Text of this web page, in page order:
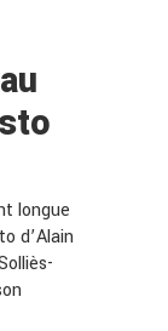
longue
d’Alain